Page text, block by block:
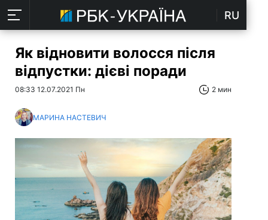
RU
Як відновити волосся після
відпустки: дієві поради
08:33 12.07.2021 Пн 2 мин
МАРИНА НАСТЕВИЧ